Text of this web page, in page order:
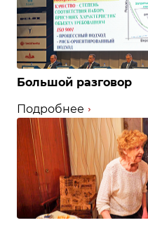
Большой разговор
Подробнее